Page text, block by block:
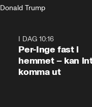
Donald Trump
I DAG 10:16
Per-Inge fast i
hemmet – kan
komma ut